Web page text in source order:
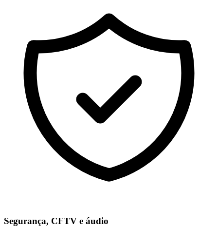
Segurança, CFTV e áudio